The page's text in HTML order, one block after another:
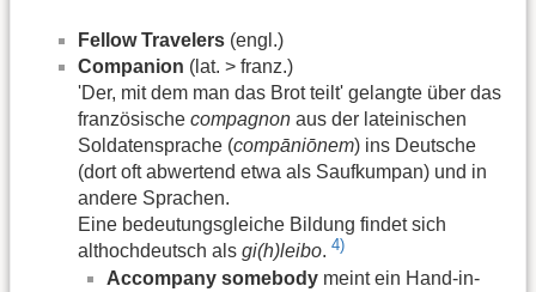
Fellow Travelers (engl.)
Companion (lat. > franz.)
'Der, mit dem man das Brot teilt' gelangte über das
französische compagnon aus der lateinischen
Soldatensprache (compāniōnem) ins Deutsche
(dort oft abwertend etwa als Saufkumpan) und in
andere Sprachen.
Eine bedeutungsgleiche Bildung findet sich
althochdeutsch als gi(h)leibo. 4)
Accompany somebody meint ein Hand-in-